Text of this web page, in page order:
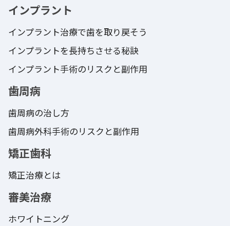
インプラント
インプラント治療で歯を取り戻そう
インプラントを長持ちさせる秘訣
インプラント手術のリスクと副作用
歯周病
歯周病の治し方
歯周病外科手術のリスクと副作用
矯正歯科
矯正治療とは
審美治療
ホワイトニング